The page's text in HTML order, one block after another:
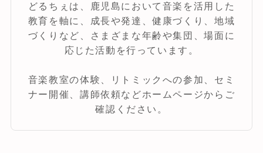
どるちぇは、鹿児島において音楽を活用した
教育を軸に、成長や発達、健康づくり、地域
づくりなど、さまざまな年齢や集団、場面に
応じた活動を行っています。
音楽教室の体験、リトミックへの参加、セミ
ナー開催、講師依頼などホームページからご
確認ください。